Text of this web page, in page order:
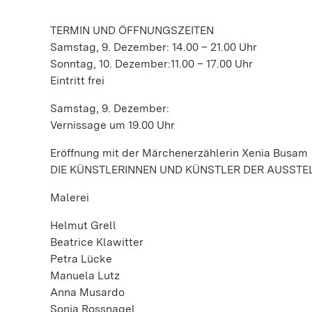
TERMIN UND ÖFFNUNGSZEITEN
Samstag, 9. Dezember: 14.00 – 21.00 Uhr
Sonntag, 10. Dezember:11.00 – 17.00 Uhr
Eintritt frei
Samstag, 9. Dezember:
Vernissage um 19.00 Uhr
Eröffnung mit der Märchenerzählerin Xenia Busam
DIE KÜNSTLERINNEN UND KÜNSTLER DER
Malerei
Helmut Grell
Beatrice Klawitter
Petra Lücke
Manuela Lutz
Anna Musardo
Sonja Rossnagel